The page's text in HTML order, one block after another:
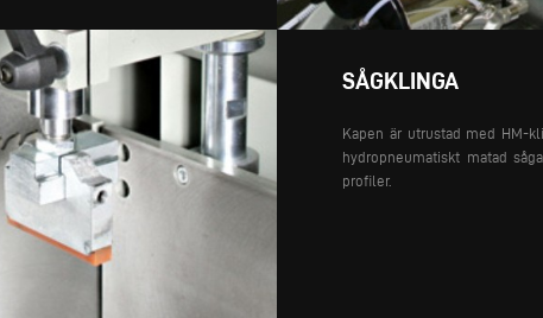
SÅGKLINGA
Kapen är utrustad med HM-
hydropneumatiskt matad
profiler.